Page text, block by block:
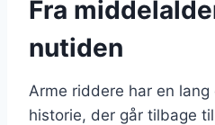
Fra
nutiden
Arme riddere har en
historie, der går tilbage